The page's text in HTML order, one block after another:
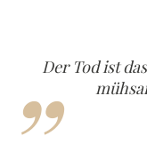
„
Der Tod ist